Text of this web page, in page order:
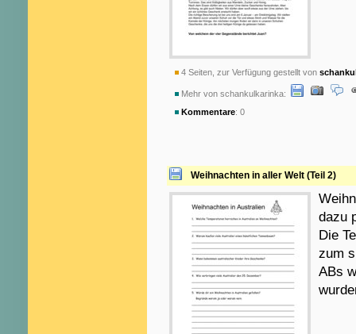
4 Seiten, zur Verfügung gestellt von
Mehr von schankulkarinka:
Kommentare: 0
Weihnachten in aller Welt (Teil 2)
dazu
Die
zum
ABs